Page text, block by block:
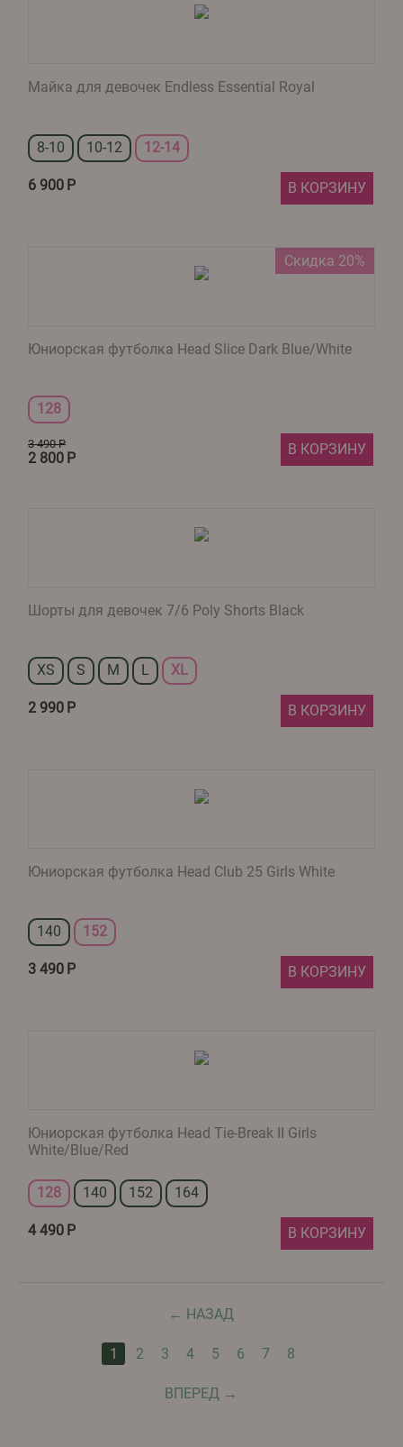
Майка для девочек Endless Essential Royal
8-10 10-12 12-14
6 900 Р В КОРЗИНУ
Скидка 20%
Юниорская футболка Head Slice Dark Blue/White
128
3 490 Р
2 800 Р
В КОРЗИНУ
Шорты для девочек 7/6 Poly Shorts Black
XS S M L XL
2 990 Р В КОРЗИНУ
Юниорская футболка Head Club 25 Girls White
140 152
3 490 Р В КОРЗИНУ
Юниорская футболка Head Tie-Break II Girls
White/Blue/Red
128 140 152 164
4 490 Р В КОРЗИНУ
НАЗАД
1 2 3 4 5 6 7 8
ВПЕРЕД